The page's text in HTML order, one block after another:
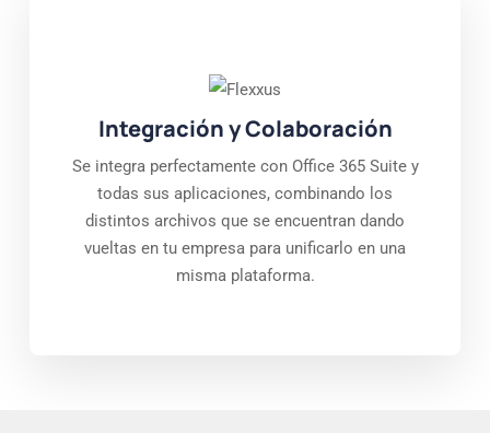
Integración y Colaboración
Se integra perfectamente con Office 365 Suite y
todas sus aplicaciones, combinando los
distintos archivos que se encuentran dando
vueltas en tu empresa para unificarlo en una
misma plataforma.